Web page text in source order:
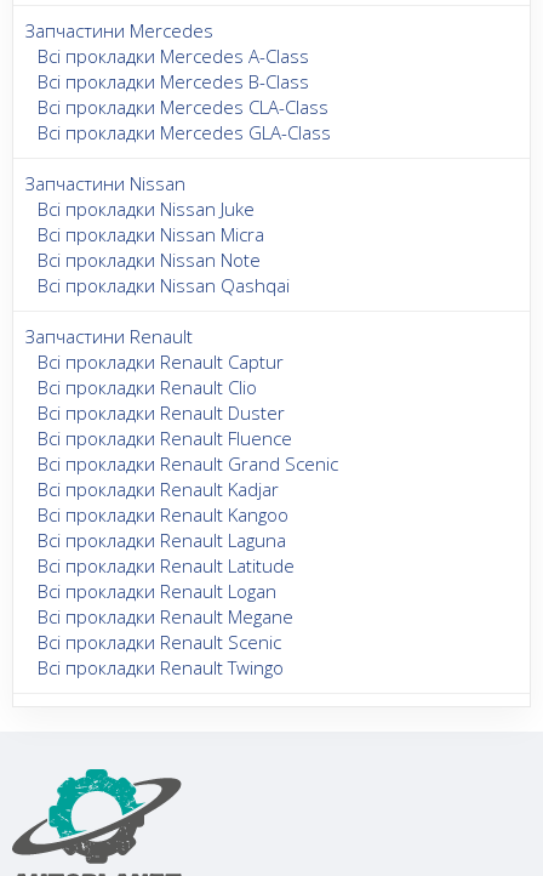
Запчастини Mercedes
Всі прокладки Mercedes A-Class
Всі прокладки Mercedes B-Class
Всі прокладки Mercedes CLA-Class
Всі прокладки Mercedes GLA-Class
Запчастини Nissan
Всі прокладки Nissan Juke
Всі прокладки Nissan Micra
Всі прокладки Nissan Note
Всі прокладки Nissan Qashqai
Запчастини Renault
Всі прокладки Renault Captur
Всі прокладки Renault Clio
Всі прокладки Renault Duster
Всі прокладки Renault Fluence
Всі прокладки Renault Grand Scenic
Всі прокладки Renault Kadjar
Всі прокладки Renault Kangoo
Всі прокладки Renault Laguna
Всі прокладки Renault Latitude
Всі прокладки Renault Logan
Всі прокладки Renault Megane
Всі прокладки Renault Scenic
Всі прокладки Renault Twingo